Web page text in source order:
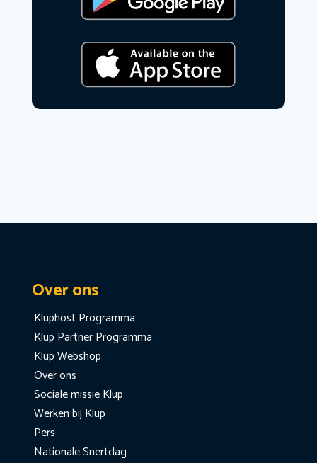
Over ons
Kluphost Programma
Klup Partner Programma
Klup Webshop
Over ons
Sociale missie Klup
Werken bij Klup
Pers
Nationale Snertdag